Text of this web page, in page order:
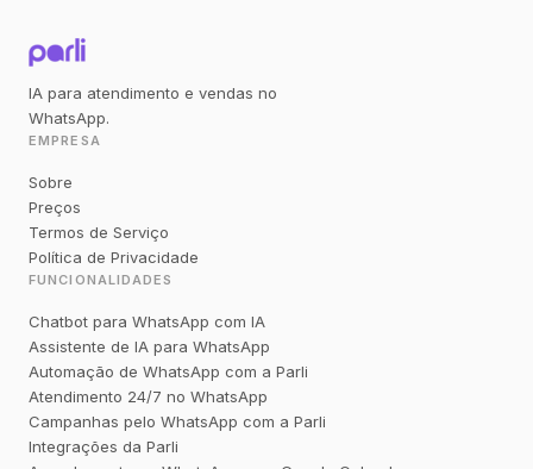
IA para atendimento e vendas no
WhatsApp.
EMPRESA
Sobre
Preços
Termos de Serviço
Política de Privacidade
FUNCIONALIDADES
Chatbot para WhatsApp com IA
Assistente de IA para WhatsApp
Automação de WhatsApp com a Parli
Atendimento 24/7 no WhatsApp
Campanhas pelo WhatsApp com a Parli
Integrações da Parli